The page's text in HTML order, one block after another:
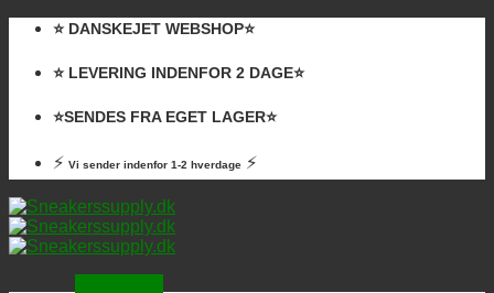
Skip
content
⭐️ DANSKEJET WEBSHOP⭐️
⭐️ LEVERING INDENFOR 2 DAGE⭐️
⭐️SENDES FRA EGET LAGER⭐️
⚡ Vi sender indenfor 1-2 hverdage ⚡